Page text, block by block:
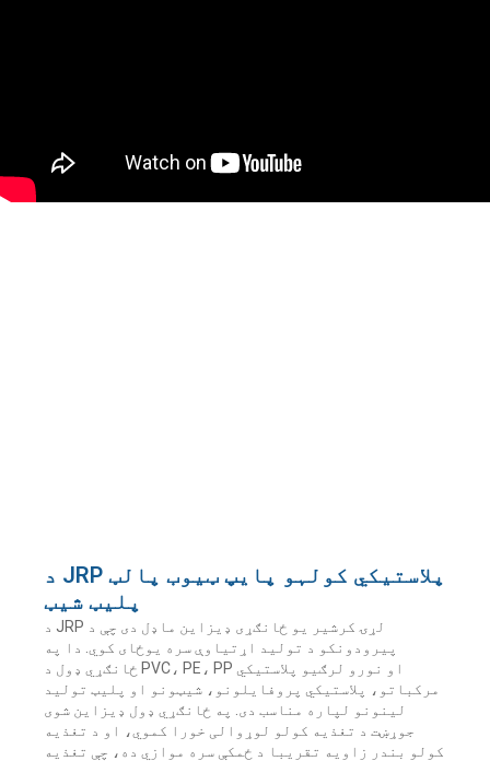
د JRP پلاستيکي کولہو پایپ ټیوب پالټ
پلیټ شیټ
د JRP لړۍ کرشیر یو ځانګړی ډیزاین ماډل دی چې د
پیرودونکو د تولید اړتیاوې سره یوځای کوي. دا په
ځانګړي ډول د PVC، PE، PP او نورو لرګیو پلاستيکي
مرکباتو، پلاستيکي پروفایلونو، شیټونو او پلیټ تولید
لینونو لپاره مناسب دی. په ځانګړي ډول ډیزاین شوی
جوړښت د تغذیه کولو لوړوالی خورا کموي، او د تغذیه
کولو بندر زاویه تقریبا د ځمکې سره موازي ده، چې تغذیه